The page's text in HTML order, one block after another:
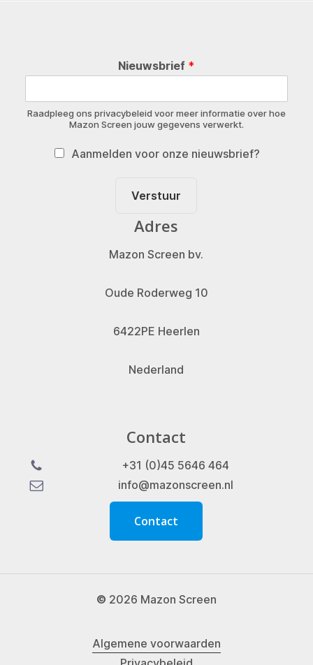
Nieuwsbrief *
Raadpleeg ons privacybeleid voor meer informatie over hoe
Mazon Screen jouw gegevens verwerkt.
Aanmelden voor onze nieuwsbrief?
Verstuur
Adres
Mazon Screen bv.
Oude Roderweg 10
6422PE Heerlen
Nederland
Contact
+31 (0)45 5646 464
info@mazonscreen.nl
Contact
© 2026 Mazon Screen
Algemene voorwaarden